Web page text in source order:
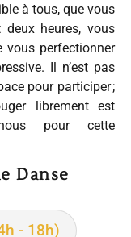
à tous, que vous
heures, vous
vous perfectionner
Il n’est pas
pour participer ;
librement est
nous pour cette
Danse
- 18h)